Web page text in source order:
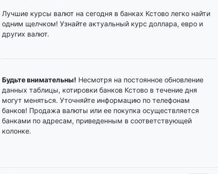
Лучшие курсы валют на сегодня в банках Кстово легко найти
одним щелчком! Узнайте актуальный курс доллара, евро и
других валют.
Будьте внимательны! Несмотря на постоянное обновление
данных таблицы, котировки банков Кстово в течение дня
могут меняться. Уточняйте информацию по телефонам
банков! Продажа валюты или ее покупка осуществляется
банками по адресам, приведенным в соответствующей
колонке.